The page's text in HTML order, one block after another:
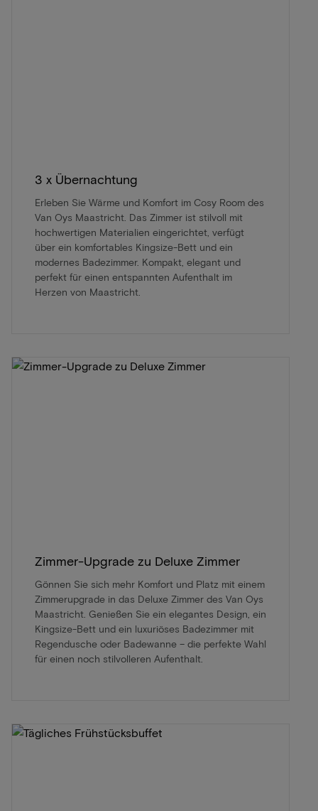
3 x Übernachtung
Erleben Sie Wärme und Komfort im Cosy Room des
Van Oys Maastricht. Das Zimmer ist stilvoll mit
hochwertigen Materialien eingerichtet, verfügt
über ein komfortables Kingsize-Bett und ein
modernes Badezimmer. Kompakt, elegant und
perfekt für einen entspannten Aufenthalt im
Herzen von Maastricht.
Zimmer-Upgrade zu Deluxe Zimmer
Gönnen Sie sich mehr Komfort und Platz mit einem
Zimmerupgrade in das Deluxe Zimmer des Van Oys
Maastricht. Genießen Sie ein elegantes Design, ein
Kingsize-Bett und ein luxuriöses Badezimmer mit
Regendusche oder Badewanne – die perfekte Wahl
für einen noch stilvolleren Aufenthalt.